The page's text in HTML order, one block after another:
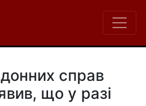
справ
що у разі